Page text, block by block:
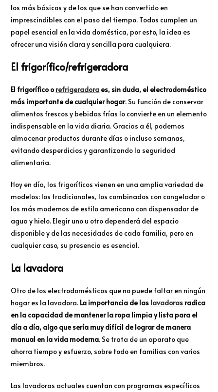
los más básicos y de los que se han convertido en
imprescindibles con el paso del tiempo. Todos cumplen un
papel esencial en la vida doméstica, por esto, la idea es
ofrecer una visión clara y sencilla para cualquiera.
El frigorífico/refrigeradora
El frigorífico o refrigeradora es, sin duda, el electrodoméstico
más importante de cualquier hogar. Su función de conservar
alimentos frescos y bebidas frías lo convierte en un elemento
indispensable en la vida diaria. Gracias a él, podemos
almacenar productos durante días o incluso semanas,
evitando desperdicios y garantizando la seguridad
alimentaria.
Hoy en día, los frigoríficos vienen en una amplia variedad de
modelos: los tradicionales, los combinados con congelador o
los más modernos de estilo americano con dispensador de
agua y hielo. Elegir uno u otro dependerá del espacio
disponible y de las necesidades de cada familia, pero en
cualquier caso, su presencia es esencial.
La lavadora
Otro de los electrodomésticos que no puede faltar en ningún
hogar es la lavadora. La importancia de las lavadoras radica
en la capacidad de mantener la ropa limpia y lista para el
día a día, algo que sería muy difícil de lograr de manera
manual en la vida moderna. Se trata de un aparato que
ahorra tiempo y esfuerzo, sobre todo en familias con varios
miembros.
Las lavadoras actuales cuentan con programas específicos